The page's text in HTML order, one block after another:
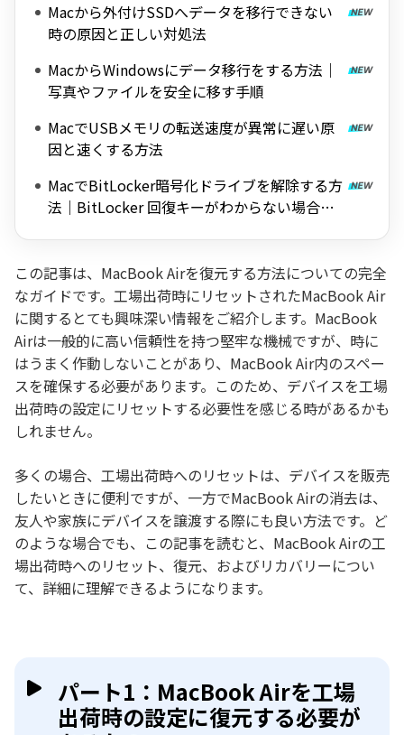
Macから外付けSSDへデータを移行できない
時の原因と正しい対処法
MacからWindowsにデータ移行をする方法｜
写真やファイルを安全に移す手順
MacでUSBメモリの転送速度が異常に遅い原
因と速くする方法
MacでBitLocker暗号化ドライブを解除する方
法｜BitLocker 回復キーがわからない場合も
この記事は、MacBook Airを復元する方法についての完全
なガイドです。工場出荷時にリセットされたMacBook Air
に関するとても興味深い情報をご紹介します。MacBook
Airは一般的に高い信頼性を持つ堅牢な機械ですが、時に
はうまく作動しないことがあり、MacBook Air内のスペー
スを確保する必要があります。このため、デバイスを工場
出荷時の設定にリセットする必要性を感じる時があるかも
しれません。
多くの場合、工場出荷時へのリセットは、デバイスを販売
したいときに便利ですが、一方でMacBook Airの消去は、
友人や家族にデバイスを譲渡する際にも良い方法です。ど
のような場合でも、この記事を読むと、MacBook Airの工
場出荷時へのリセット、復元、およびリカバリーについ
て、詳細に理解できるようになります。
パート1：MacBook Airを工場
出荷時の設定に復元する必要が